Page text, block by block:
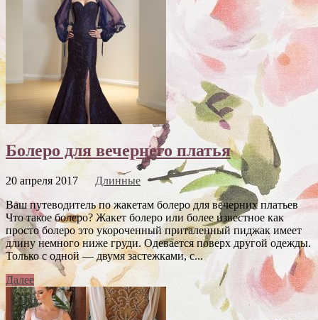
Болеро для вечернего платья
20 апреля 2017
Длинные
Ваш путеводитель по жакетам болеро для вечерних платьев
Что такое болеро? Жакет болеро или более известное как
просто болеро это укороченный приталенный пиджак имеет
длину немного ниже груди. Одевается поверх другой одежды.
Только с одной — двумя застежками, с...
Далее